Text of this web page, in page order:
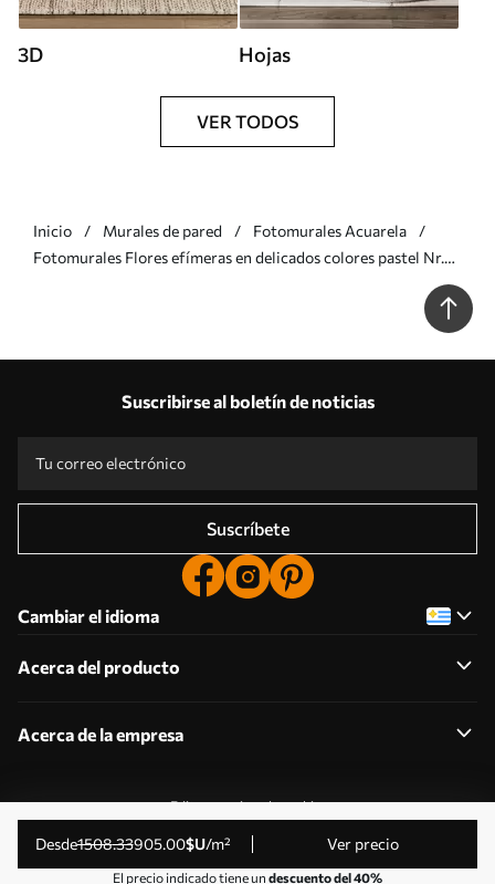
desde1508.33905.00$U/m² Ver precio
El precio indicado tiene un descuento del 40%
3D Hojas
VER TODOS
Inicio Murales de pared
Fotomurales Acuarela
Fotomurales Flores efímeras en delicados colores pastel Nr.
Suscribirse al boletín de noticias
Suscríbete
Cambiar el idioma
Acerca del producto
Acerca de la empresa
Editar permisos de cookies
© 2011-2026 Uwalls . Todos los derechos reservados.
Gestionado por KLW Sp. z o.o. CIF: PL9223057591.